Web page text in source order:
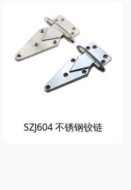
SZJ604 不锈钢铰链